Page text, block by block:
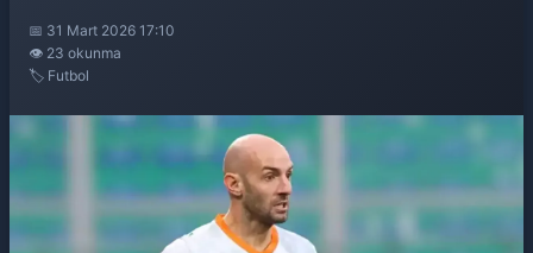
📅 31 Mart 2026 17:10
👁️ 23 okunma
🏷️ Futbol